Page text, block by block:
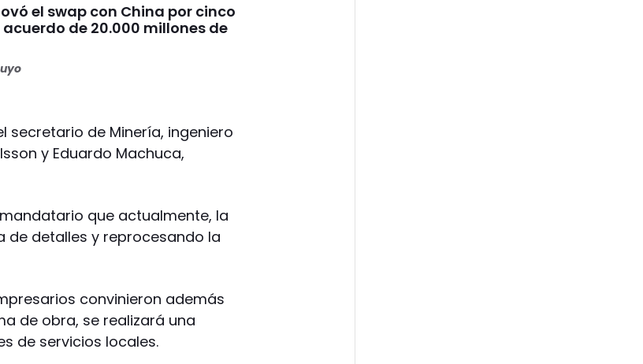
el swap con China por cinco
de 20.000 millones de
secretario de Minería, ingeniero
y Eduardo Machuca,
que actualmente, la
de detalles y reprocesando la
convinieron además
de obra, se realizará una
de servicios locales.